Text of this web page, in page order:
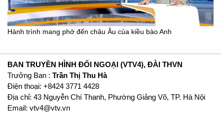
Hành trình mang phở đến châu Âu của kiều bào Anh
BAN TRUYỀN HÌNH ĐỐI NGOẠI (VTV4), ĐÀI THVN
Trưởng Ban : Trần Thị Thu Hà
Ðiện thoại: +8424 3771 4428
Địa chỉ: 43 Nguyễn Chí Thanh, Phường Giảng Võ, TP. Hà Nội
Email: vtv4@vtv.vn